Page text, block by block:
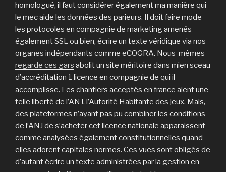
homologué, il faut considérer également ma manière qui
le mec aide les données des parieurs. Il doit faire mode
les protocoles en compagnie de marketing amenés
également SSL ou bien, écrire un texte véridique via nos
organes indépendants comme eCOGRA. Nous-mêmes
regarde ces gars abolit un site méritoire dans mien sceau
d’accréditation 1 licence en compagnie de qui il
accomplisse. Les chantiers acceptés en france aient une
telle liberté de l’ANJ, l’Autorité Habitante des jeux. Mais,
des plateformes n’ayant pas pu combiner les conditions
de l’ANJ de s’acheter cet licence nationale apparaissent
comme analysées également constitutionnelles quand
elles adorent capitales normes. Ces vues sont obligés de
d’autant écrire un texte administrées par la gestion en